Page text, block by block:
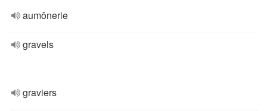
aumônerie
gravels
graviers